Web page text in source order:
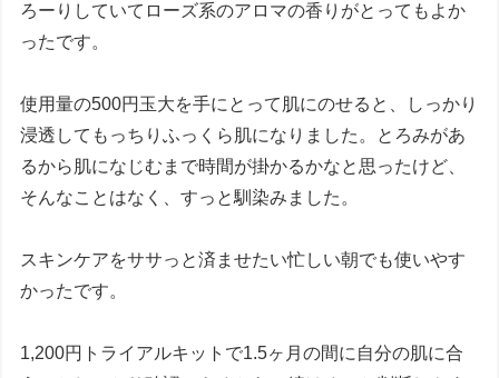
ろーりしていてローズ系のアロマの香りがとってもよか
ったです。
使用量の500円玉大を手にとって肌にのせると、しっかり
浸透してもっちりふっくら肌になりました。とろみがあ
るから肌になじむまで時間が掛かるかなと思ったけど、
そんなことはなく、すっと馴染みました。
スキンケアをササっと済ませたい忙しい朝でも使いやす
かったです。
1,200円トライアルキットで1.5ヶ月の間に自分の肌に合